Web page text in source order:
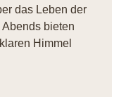
das Leben der
bieten
Himmel